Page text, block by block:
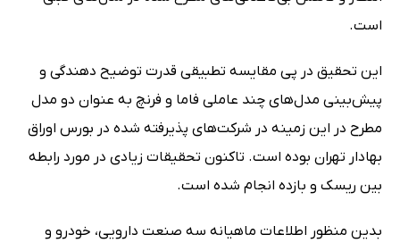
است.
این تحقیق در پی مقایسه تطبیقی قدرت توضیح دهندگی و
پیش‌بینی مدل‌های چند عاملی فاما و فرنچ به عنوان دو مدل
مطرح در این زمینه در شرکت‌های پذیرفته شده در بورس اوراق
بهادار تهران بوده است. تاکنون تحقیقات زیادی در مورد رابطه
بین ریسک و بازده انجام شده است.
بدین منظور اطلاعات ماهیانه سه صنعت دارویی، خودرو و